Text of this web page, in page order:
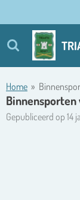
direct
naar
hoofdinhoud
Home »
Gepubliceerd op 14